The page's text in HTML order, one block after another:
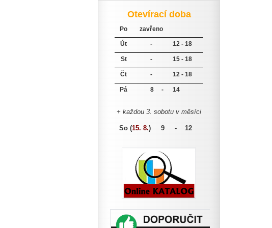
Otevírací doba
Po zavřeno
Út - 12 - 18
St - 15 - 18
Čt - 12 - 18
Pá 8 - 14
+ každou 3. sobotu v měsíci
So (15. 8.) 9 - 12